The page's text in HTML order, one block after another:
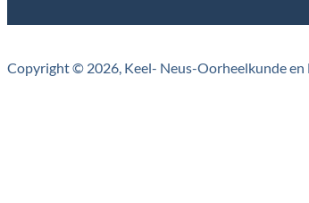
Copyright © 2026, Keel- Neus-Oorheelkunde